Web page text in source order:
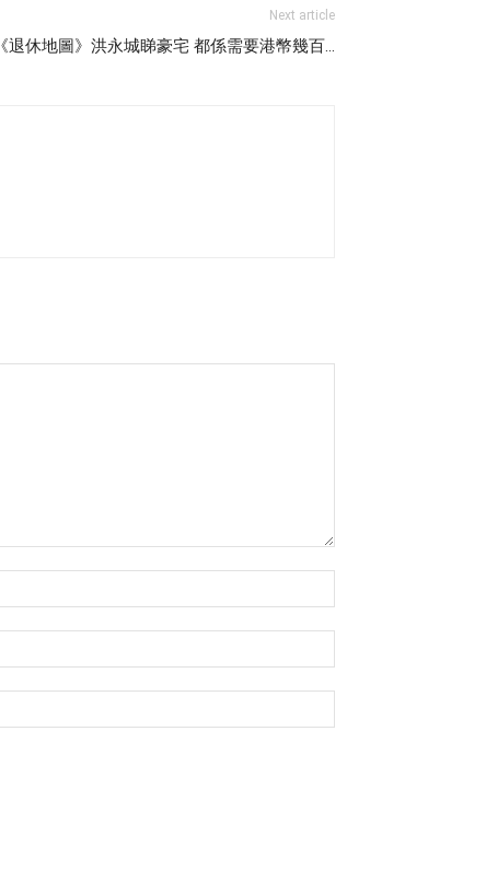
Next article
《退休地圖》洪永城睇豪宅 都係需要港幣幾百…